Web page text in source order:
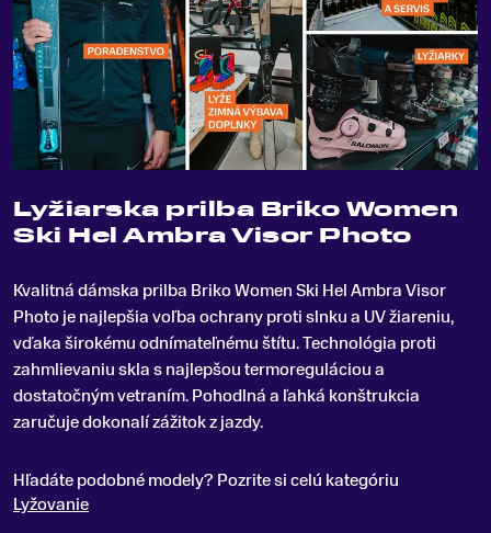
Lyžiarska prilba Briko Women
Ski Hel Ambra Visor Photo
Kvalitná dámska prilba Briko Women Ski Hel Ambra Visor
Photo je najlepšia voľba ochrany proti slnku a UV žiareniu,
vďaka širokému odnímateľnému štítu.Technológia proti
zahmlievaniu skla s najlepšou termoreguláciou a
dostatočným vetraním. Pohodlná a ľahká konštrukcia
zaručuje dokonalí zážitok z jazdy.
Hľadáte podobné modely? Pozrite si celú kategóriu
Lyžovanie